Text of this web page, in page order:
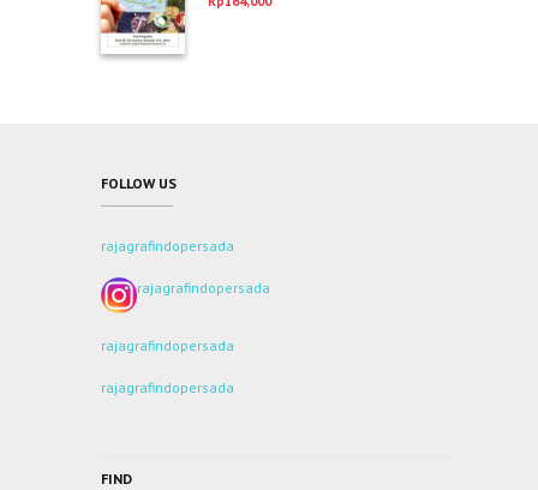
dari 5
FOLLOW US
rajagrafindopersada
rajagrafindopersada
rajagrafindopersada
rajagrafindopersada
FIND